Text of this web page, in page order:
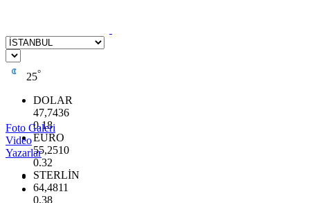
25°
DOLAR
47,7436
0.18
EURO
55,2510
0.32
STERLİN
64,4811
0.38
Foto Galeri
Video
Yazarlar